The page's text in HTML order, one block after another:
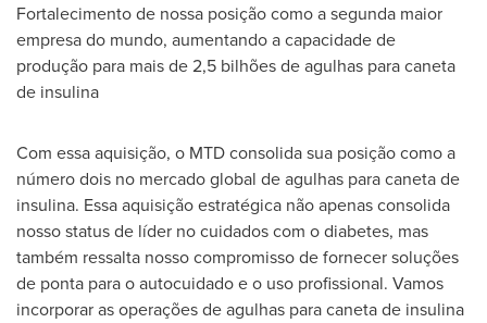
Fortalecimento de nossa posição como a segunda maior
empresa do mundo, aumentando a capacidade de
produção para mais de 2,5 bilhões de agulhas para caneta
de insulina
Com essa aquisição, o MTD consolida sua posição como a
número dois no mercado global de agulhas para caneta de
insulina. Essa aquisição estratégica não apenas consolida
nosso status de líder no cuidados com o diabetes, mas
também ressalta nosso compromisso de fornecer soluções
de ponta para o autocuidado e o uso profissional. Vamos
incorporar as operações de agulhas para caneta de insulina